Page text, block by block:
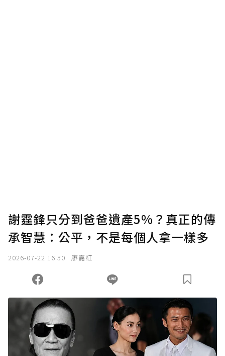
謝霆鋒只分到爸爸遺產5%？真正的傳
承智慧：公平，不是每個人拿一樣多
2026-07-22 16:30 廖嘉紅